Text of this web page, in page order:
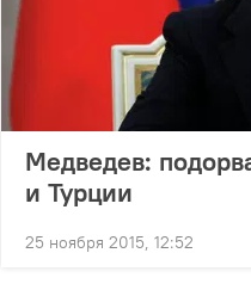
Медведев:
и Турции
25 ноября 2015, 12:52